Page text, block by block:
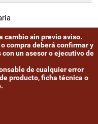
cambio sin previo aviso.
compra deberá confirmar y
un asesor o ejecutivo de
de cualquier error
producto, ficha técnica o